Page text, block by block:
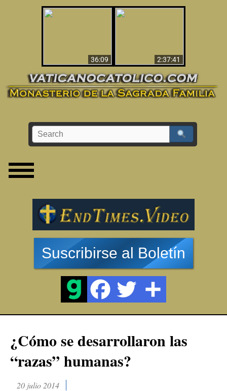
36:09
2:37:41
Suscribirse al Boletín
¿Cómo se desarrollaron las
“razas” humanas?
20 julio 2014